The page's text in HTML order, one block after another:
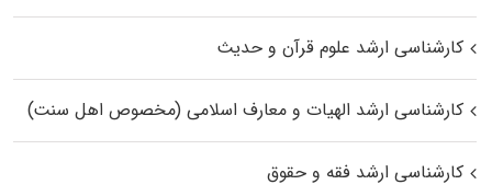
کارشناسی ارشد علوم قرآن و حدیث
کارشناسی ارشد الهیات و معارف اسلامی (مخصوص اهل سنت)
کارشناسی ارشد فقه و حقوق